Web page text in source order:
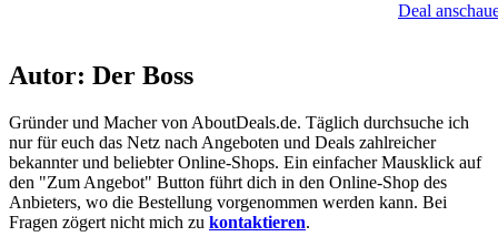
Deal
Autor: Der Boss
Gründer und Macher von AboutDeals.de. Täglich durchsuche ich
nur für euch das Netz nach Angeboten und Deals zahlreicher
bekannter und beliebter Online-Shops. Ein einfacher Mausklick auf
den "Zum Angebot" Button führt dich in den Online-Shop des
Anbieters, wo die Bestellung vorgenommen werden kann. Bei
Fragen zögert nicht mich zu kontaktieren.